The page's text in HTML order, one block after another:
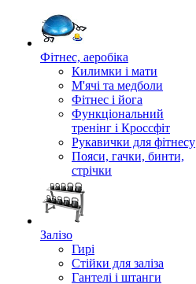
Фітнес, аеробіка
Килимки і мати
М'ячі та медболи
Фітнес і йога
Функціональний
тренінг і Кроссфіт
Рукавички для фітнесу
Пояси, гачки, бинти,
стрічки
Залізо
Гирі
Стійки для заліза
Гантелі і штанги